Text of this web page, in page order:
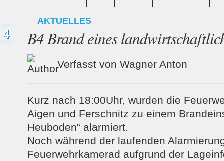
Apr.
4
2023
AKTUELLES
B4 Brand eines
Verfasst von Wagner Anton
Kurz nach 18:00Uhr, wurden die
Aigen und Ferschnitz zu einem
Heuboden“ alarmiert.
Noch während der laufenden
Feuerwehrkamerad aufgrund der